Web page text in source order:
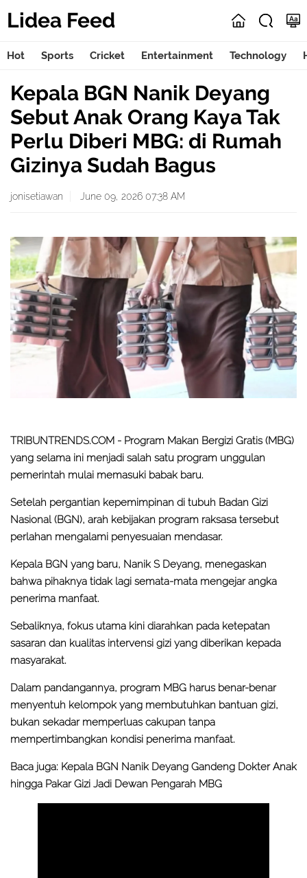
Lidea Feed
Hot Sports Cricket Entertainment Technology
Kepala BGN Nanik Deyang
Sebut Anak Orang Kaya Tak
Perlu Diberi MBG: di Rumah
Gizinya Sudah Bagus
jonisetiawan June 09, 2026 07:38 AM
TRIBUNTRENDS.COM - Program Makan Bergizi Gratis (MBG)
yang selama ini menjadi salah satu program unggulan
pemerintah mulai memasuki babak baru.
Setelah pergantian kepemimpinan di tubuh Badan Gizi
Nasional (BGN), arah kebijakan program raksasa tersebut
perlahan mengalami penyesuaian mendasar.
Kepala BGN yang baru, Nanik S Deyang, menegaskan
bahwa pihaknya tidak lagi semata-mata mengejar angka
penerima manfaat.
Sebaliknya, fokus utama kini diarahkan pada ketepatan
sasaran dan kualitas intervensi gizi yang diberikan kepada
masyarakat.
Dalam pandangannya, program MBG harus benar-benar
menyentuh kelompok yang membutuhkan bantuan gizi,
bukan sekadar memperluas cakupan tanpa
mempertimbangkan kondisi penerima manfaat.
Baca juga: Kepala BGN Nanik Deyang Gandeng Dokter Anak
hingga Pakar Gizi Jadi Dewan Pengarah MBG